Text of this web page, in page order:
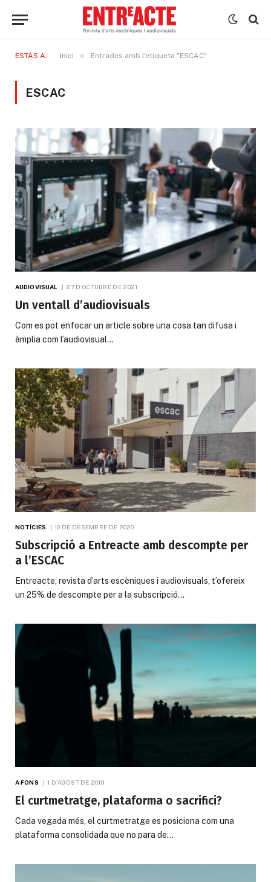
ESTÀS A: Inici » Entrades amb l'etiqueta "ESCAC"
ESCAC
AUDIOVISUAL 27 D'OCTUBRE DE 2021
Un ventall d’audiovisuals
Com es pot enfocar un article sobre una cosa tan difusa i
àmplia com l’audiovisual…
NOTÍCIES 10 DE DESEMBRE DE 2020
Subscripció a Entreacte amb descompte per
a l’ESCAC
Entreacte, revista d’arts escèniques i audiovisuals, t’ofereix
un 25% de descompte per a la subscripció…
A FONS 1 D'AGOST DE 2019
El curtmetratge, plataforma o sacrifici?
Cada vegada més, el curtmetratge es posiciona com una
plataforma consolidada que no para de…